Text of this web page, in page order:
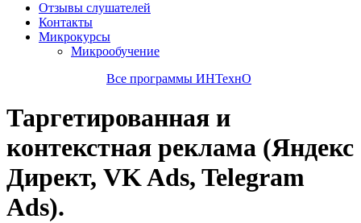
Отзывы слушателей
Контакты
Микрокурсы
Микрообучение
Все программы ИНТехнО
Таргетированная и
контекстная реклама (Яндекс
Директ, VK Ads, Telegram
Ads).